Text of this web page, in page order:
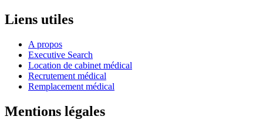
Liens utiles
A propos
Executive Search
Location de cabinet médical
Recrutement médical
Remplacement médical
Mentions légales